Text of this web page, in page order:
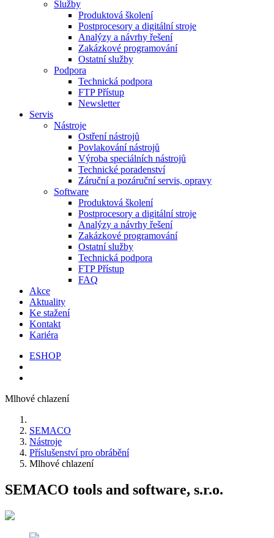
Služby
Produktová školení
Postprocesory a digitální stroje
Analýzy a návrhy řešení
Zakázkové programování
Ostatní služby
Podpora
Technická podpora
FTP Přístup
Newsletter
Servis
Nástroje
Ostření nástrojů
Povlakování nástrojů
Výroba speciálních nástrojů
Technické poradenství
Záruční a pozáruční servis, opravy
Software
Produktová školení
Postprocesory a digitální stroje
Analýzy a návrhy řešení
Zakázkové programování
Ostatní služby
Technická podpora
FTP Přístup
FAQ
Akce
Aktuality
Ke stažení
Kontakt
Kariéra
ESHOP
Mlhové chlazení
SEMACO
Nástroje
Příslušenství pro obrábění
Mlhové chlazení
SEMACO tools and software, s.r.o.